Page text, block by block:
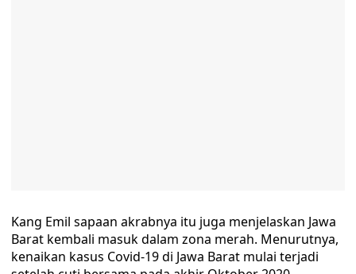
Kang Emil sapaan akrabnya itu juga menjelaskan Jawa
Barat kembali masuk dalam zona merah. Menurutnya,
kenaikan kasus Covid-19 di Jawa Barat mulai terjadi